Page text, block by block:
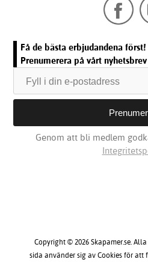
Få de bästa erbjudandena först!
Prenumerera på vårt
Genom att bli medlem
Copyright © 2026 Skapamer.se.
sida använder sig av Cookies för